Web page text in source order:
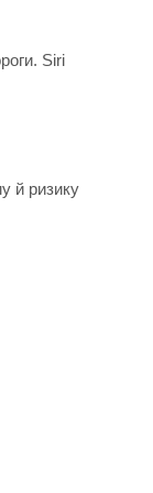
Siri
й ризику